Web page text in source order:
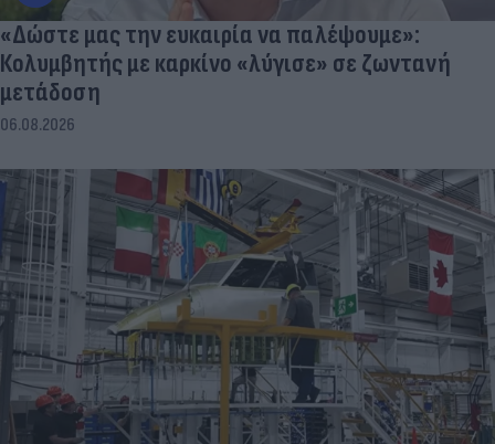
«Δώστε μας την ευκαιρία να παλέψουμε»:
Κολυμβητής με καρκίνο «λύγισε» σε ζωντανή
μετάδοση
06.08.2026